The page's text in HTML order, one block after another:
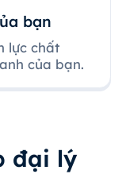
bạn
lực chất
của bạn.
đại lý